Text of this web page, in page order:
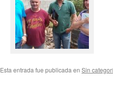
Esta entrada fue publicada en Sin